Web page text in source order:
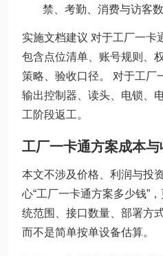
禁、考勤、消费与访客数
实施文档建议 对于工厂一卡
包含点位清单、账号规则、
策略、验收口径。 对于工厂
输出控制器、读头、电锁、
工阶段返工。
工厂一卡通方案成本
本文不涉及价格、利润与投
心“工厂一卡通方案多少钱”
统范围、接口数量、部署方
而不是简单按单设备估算。